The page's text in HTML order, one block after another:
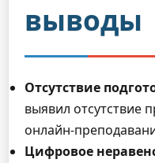
выводы
Отсутствие
выявил отсутствие
онлайн-
Цифровое